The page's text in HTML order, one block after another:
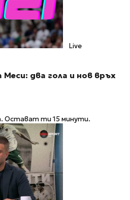
Live
два гола и нов връх
Остават ти 15 минути.